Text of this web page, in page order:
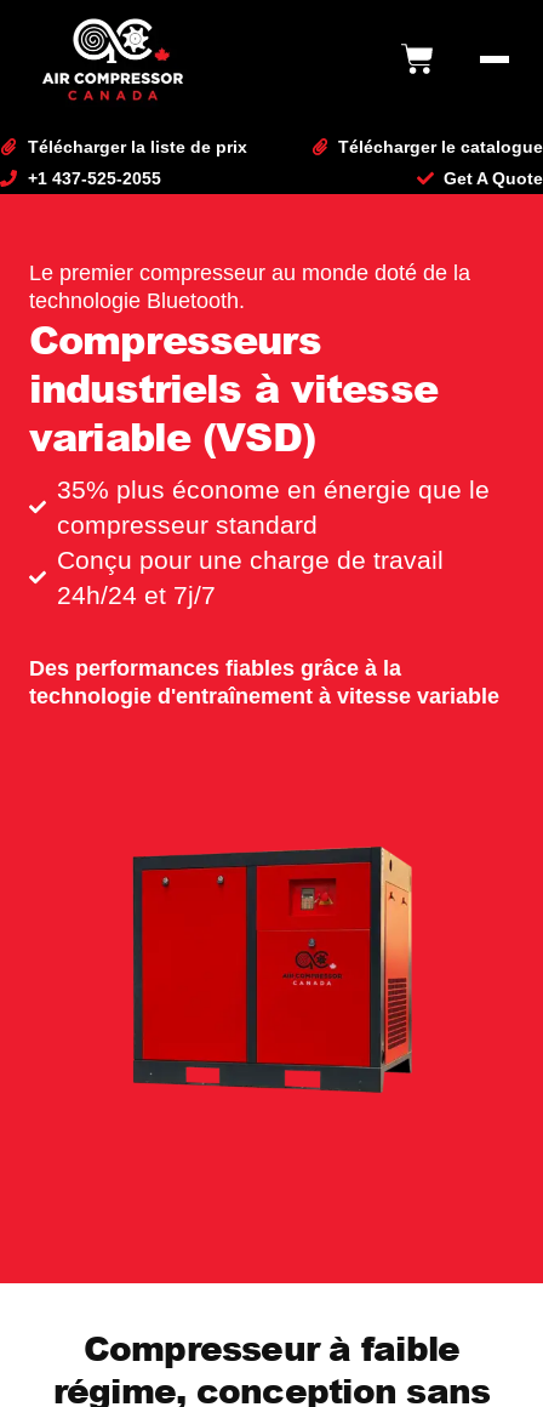
Télécharger la liste de prix
Télécharger le catalogue
+1 437-525-2055
Get A Quote
Le premier compresseur au monde doté de la
technologie Bluetooth.
Compresseurs
industriels à vitesse
variable (VSD)
35% plus économe en énergie que le
compresseur standard
Conçu pour une charge de travail
24h/24 et 7j/7
Des performances fiables grâce à la
technologie d'entraînement à vitesse variable
Compresseur à faible
régime, conception sans